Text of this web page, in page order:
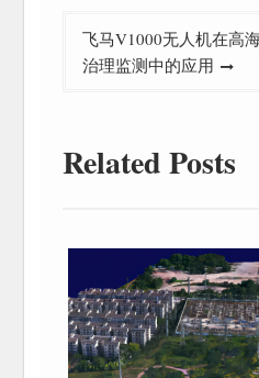
飞马V1000无人机在高
治理监测中的应用
Related Posts